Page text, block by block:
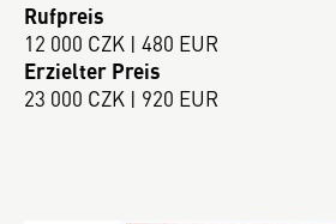
Rufpreis
12 000 CZK | 480 EUR
Erzielter Preis
23 000 CZK | 920 EUR